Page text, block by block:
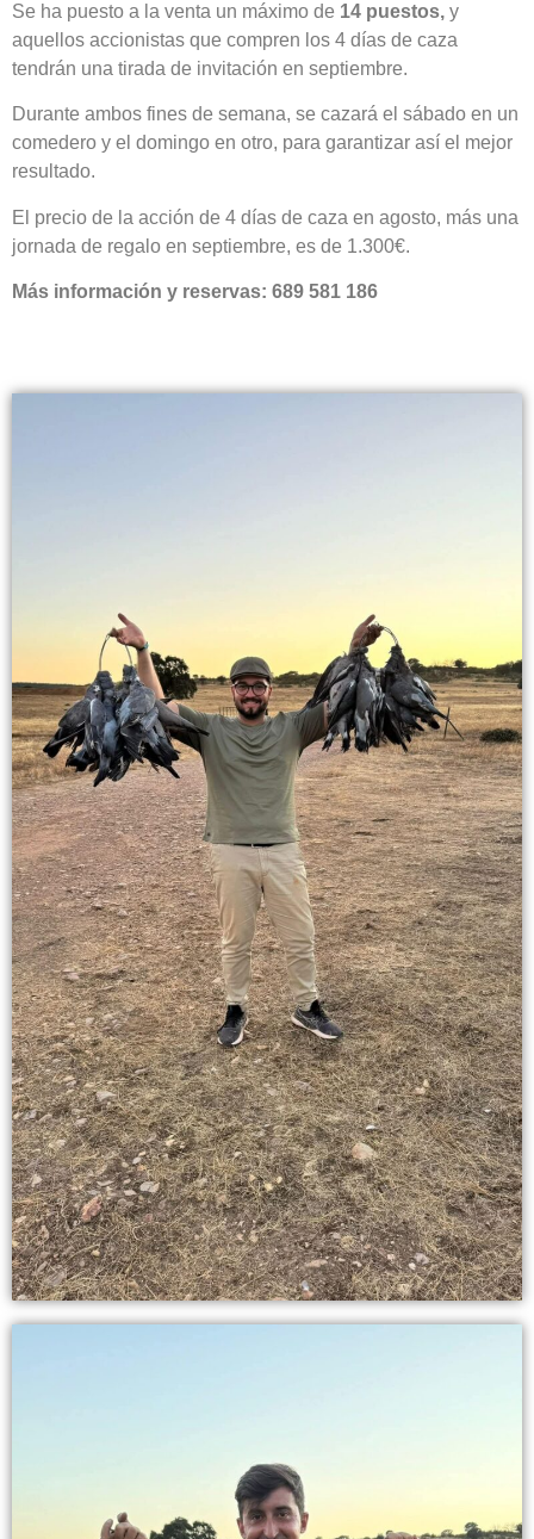
Se ha puesto a la venta un máximo de 14 puestos, y
aquellos accionistas que compren los 4 días de caza
tendrán una tirada de invitación en septiembre.
Durante ambos fines de semana, se cazará el sábado en un
comedero y el domingo en otro, para garantizar así el mejor
resultado.
El precio de la acción de 4 días de caza en agosto, más una
jornada de regalo en septiembre, es de 1.300€.
Más información y reservas: 689 581 186